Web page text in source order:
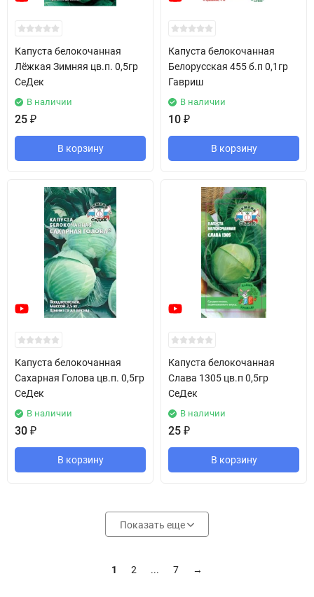
Капуста белокочанная
Лёжкая Зимняя цв.п. 0,5гр
СеДек
В наличии
25 ₽
В корзину
Капуста белокочанная
Белорусская 455 б.п 0,1гр
Гавриш
В наличии
10 ₽
В корзину
Капуста белокочанная
Сахарная Голова цв.п. 0,5гр
СеДек
В наличии
30 ₽
В корзину
Капуста белокочанная
Слава 1305 цв.п 0,5гр
СеДек
В наличии
25 ₽
В корзину
Показать еще
1 2 ... 7 →